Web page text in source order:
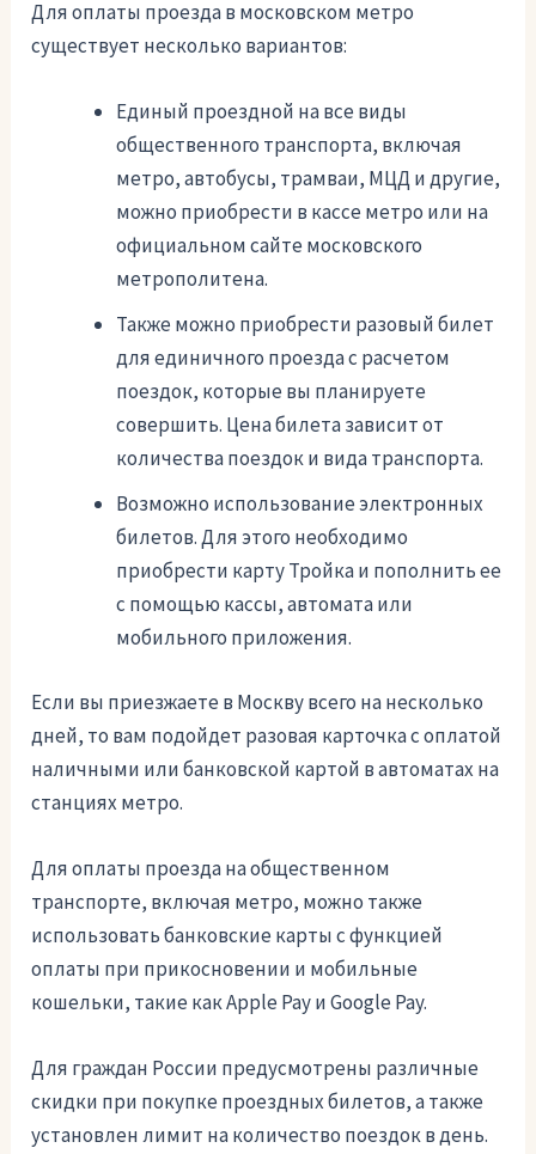
Для оплаты проезда в московском метро
существует несколько вариантов:
Единый проездной на все виды
общественного транспорта, включая
метро, автобусы, трамваи, МЦД и другие,
можно приобрести в кассе метро или на
официальном сайте московского
метрополитена.
Также можно приобрести разовый билет
для единичного проезда с расчетом
поездок, которые вы планируете
совершить. Цена билета зависит от
количества поездок и вида транспорта.
Возможно использование электронных
билетов. Для этого необходимо
приобрести карту Тройка и пополнить ее
с помощью кассы, автомата или
мобильного приложения.
Если вы приезжаете в Москву всего на несколько
дней, то вам подойдет разовая карточка с оплатой
наличными или банковской картой в автоматах на
станциях метро.
Для оплаты проезда на общественном
транспорте, включая метро, можно также
использовать банковские карты с функцией
оплаты при прикосновении и мобильные
кошельки, такие как Apple Pay и Google Pay.
Для граждан России предусмотрены различные
скидки при покупке проездных билетов, а также
установлен лимит на количество поездок в день.